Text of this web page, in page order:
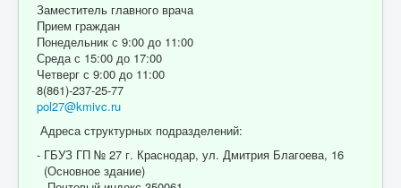
Заместитель главного врача
Прием граждан
Понедельник с 9:00 до 11:00
Среда с 15:00 до 17:00
Четверг с 9:00 до 11:00
8(861)-237-25-77
pol27@kmivc.ru
Адреса структурных подразделений:
- ГБУЗ ГП № 27 г. Краснодар, ул. Дмитрия Благоева, 16
(Основное здание)